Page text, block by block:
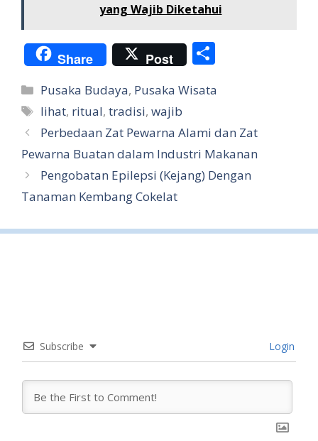
yang Wajib Diketahui
Share Post
ar
e
Categories
Pusaka Budaya, Pusaka Wisata
Tags
lihat, ritual,tradisi,wajib
Perbedaan Zat Pewarna Alami dan Zat
Pewarna Buatan dalam Industri Makanan
Pengobatan Epilepsi (Kejang) Dengan
Tanaman Kembang Cokelat
Subscribe Login